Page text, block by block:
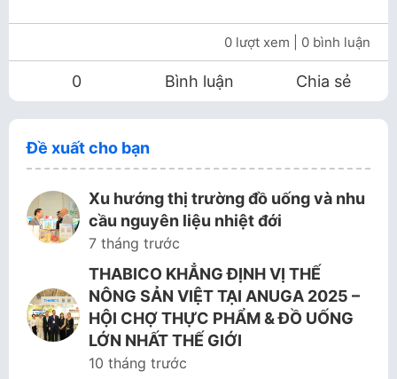
0 lượt xem | 0 bình luận
0 Bình luận Chia sẻ
Đề xuất cho bạn
Xu hướng thị trường đồ uống và nhu
cầu nguyên liệu nhiệt đới
7 tháng trước
THABICO KHẲNG ĐỊNH VỊ THẾ
NÔNG SẢN VIỆT TẠI ANUGA 2025 –
HỘI CHỢ THỰC PHẨM & ĐỒ UỐNG
LỚN NHẤT THẾ GIỚI
10 tháng trước